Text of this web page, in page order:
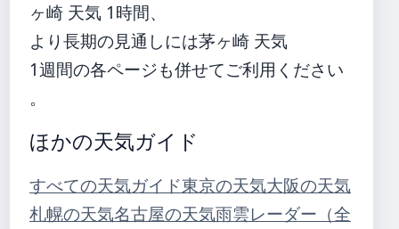
ヶ崎 天気 1時間、
より長期の見通しには茅ヶ崎 天気
1週間の各ページも併せてご利用ください
。
ほかの天気ガイド
すべての天気ガイド東京の天気大阪の天気
札幌の天気名古屋の天気雨雲レーダー（全